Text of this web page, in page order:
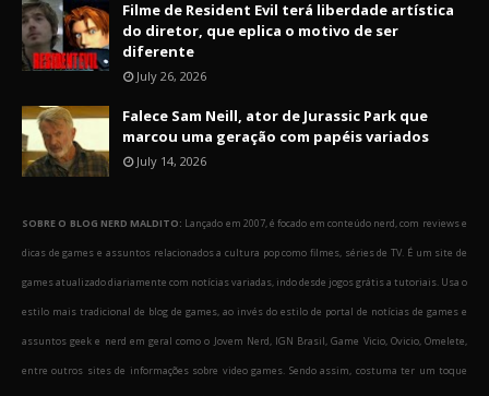
Filme de Resident Evil terá liberdade artística
do diretor, que eplica o motivo de ser
diferente
July 26, 2026
Falece Sam Neill, ator de Jurassic Park que
marcou uma geração com papéis variados
July 14, 2026
SOBRE O BLOG NERD MALDITO: Lançado em 2007, é focado em conteúdo nerd, com reviews e
dicas de games e assuntos relacionados a cultura pop como filmes, séries de TV. É um site de
games atualizado diariamente com notícias variadas, indo desde jogos grátis a tutoriais. Usa o
estilo mais tradicional de blog de games, ao invés do estilo de portal de notícias de games e
assuntos geek e nerd em geral como o Jovem Nerd, IGN Brasil, Game Vicio, Ovicio, Omelete,
entre outros sites de informações sobre video games. Sendo assim, costuma ter um toque